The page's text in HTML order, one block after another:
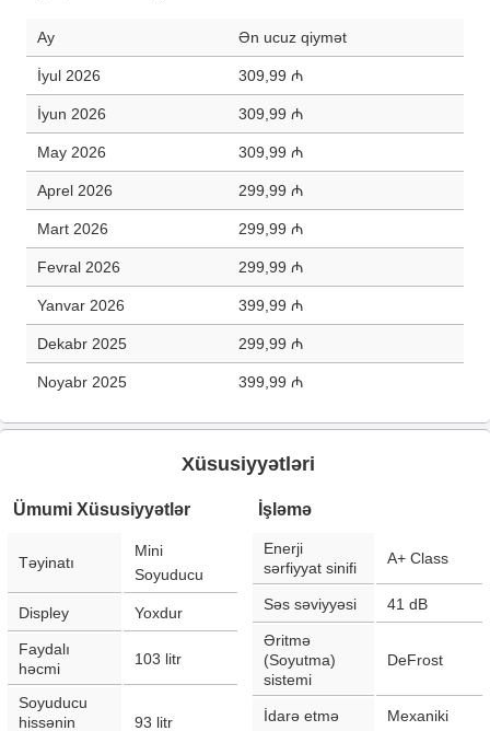
Ay Ən ucuz qiymət
İyul 2026 309,99 ₼
İyun 2026 309,99 ₼
May 2026 309,99 ₼
Aprel 2026 299,99 ₼
Mart 2026 299,99 ₼
Fevral 2026 299,99 ₼
Yanvar 2026 399,99 ₼
Dekabr 2025 299,99 ₼
Noyabr 2025 399,99 ₼
Xüsusiyyətləri
Ümumi Xüsusiyyətlər
Təyinatı
Mini
Soyuducu
Displey Yoxdur
Faydalı
həcmi
103 litr
Soyuducu
hissənin
93 litr
İşləmə
Enerji
sərfiyyat sinifi
A+ Class
Səs səviyyəsi 41 dB
Əritmə
(Soyutma)
sistemi
DeFrost
İdarə etmə Mexaniki